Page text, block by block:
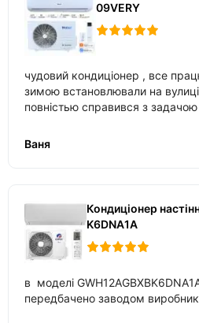
09VERY
чудовий кондиціонер , все
зимою встановлювали на
повністью справився з
температури
Ваня
Кондиціонер
K6DNA1A
в моделі
передбачено заводом